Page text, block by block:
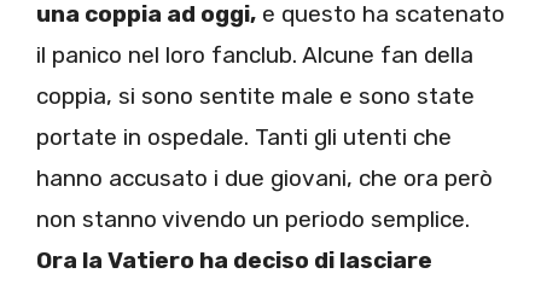
una coppia ad oggi, e questo ha scatenato
il panico nel loro fanclub. Alcune fan della
coppia, si sono sentite male e sono state
portate in ospedale. Tanti gli utenti che
hanno accusato i due giovani, che ora però
non stanno vivendo un periodo semplice.
Ora la Vatiero ha deciso di lasciare